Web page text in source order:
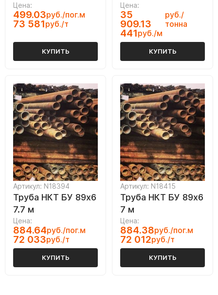
Цена:
499.03руб./пог.м
73 581руб./т
КУПИТЬ
Цена:
35
909.13
руб./
тонна
441руб./м
КУПИТЬ
Артикул: N18394
Труба НКТ БУ 89х6
7.7 м
Цена:
884.64руб./пог.м
72 033руб./т
КУПИТЬ
Артикул: N18415
Труба НКТ БУ 89х6
7 м
Цена:
884.38руб./пог.м
72 012руб./т
КУПИТЬ